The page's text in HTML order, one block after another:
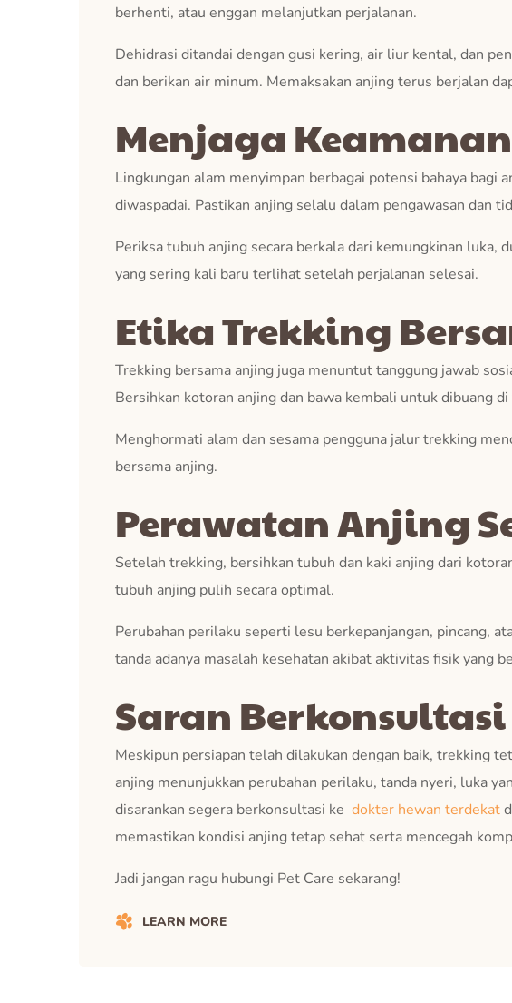
berhenti, atau enggan melanjutkan perjalanan.
Dehidrasi ditandai dengan gusi kering, air liur kental, dan
dan berikan air minum. Memaksakan anjing terus berjalan
Menjaga
Lingkungan alam menyimpan berbagai potensi bahaya bagi
diwaspadai. Pastikan anjing selalu dalam pengawasan dan
Periksa tubuh anjing secara berkala dari kemungkinan luka,
yang sering kali baru terlihat setelah perjalanan selesai.
Etika Trekking
Trekking bersama anjing juga menuntut tanggung jawab
Bersihkan kotoran anjing dan bawa kembali untuk dibuang
Menghormati alam dan sesama pengguna jalur trekking
bersama anjing.
Perawatan Anjing
Setelah trekking, bersihkan tubuh dan kaki anjing dari
tubuh anjing pulih secara optimal.
Perubahan perilaku seperti lesu berkepanjangan, pincang,
tanda adanya masalah kesehatan akibat aktivitas fisik yang
Saran
Meskipun persiapan telah dilakukan dengan baik, trekking
anjing menunjukkan perubahan perilaku, tanda nyeri, luka
disarankan segera berkonsultasi ke dokter hewan terdekat
memastikan kondisi anjing tetap sehat serta mencegah
Jadi jangan ragu hubungi Pet Care sekarang!
LEARN MORE